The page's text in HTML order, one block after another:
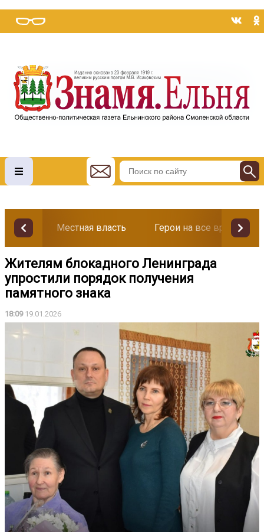
Местная власть Герои на все времена
Жителям блокадного Ленинграда
упростили порядок получения
памятного знака
18:0919.01.2026